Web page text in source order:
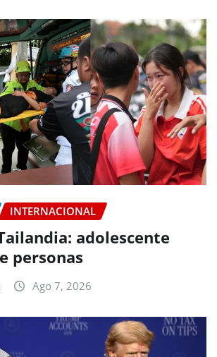
INTERNACIONAL
adolescente
personas
Ago 7, 2026